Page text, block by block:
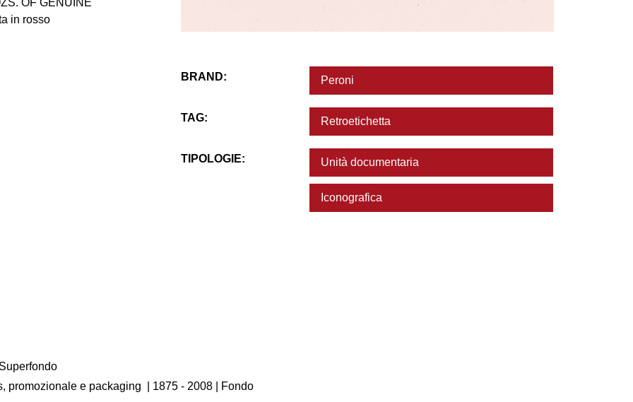
OF GENUINE
in rosso
BRAND: Peroni
TAG: Retroetichetta
TIPOLOGIE: Unità documentaria
Iconografica
promozionale e packaging
1875 - 2008
| Fondo